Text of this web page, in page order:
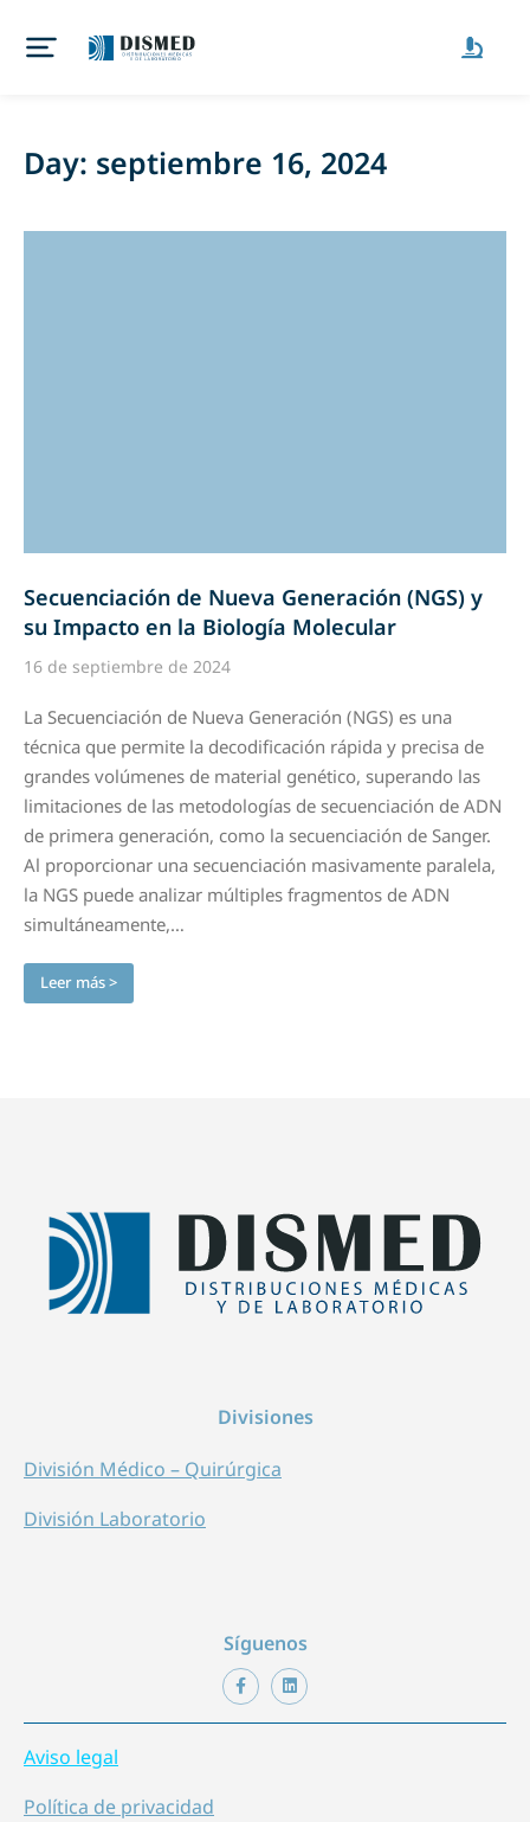
Day: septiembre 16, 2024
Secuenciación de Nueva Generación (NGS) y
su Impacto en la Biología Molecular
16 de septiembre de 2024
La Secuenciación de Nueva Generación (NGS) es una
técnica que permite la decodificación rápida y precisa de
grandes volúmenes de material genético, superando las
limitaciones de las metodologías de secuenciación de ADN
de primera generación, como la secuenciación de Sanger.
Al proporcionar una secuenciación masivamente paralela,
la NGS puede analizar múltiples fragmentos de ADN
simultáneamente,…
Leer más >
Divisiones
División Médico – Quirúrgica
División Laboratorio
Síguenos
Aviso legal
Política de privacidad